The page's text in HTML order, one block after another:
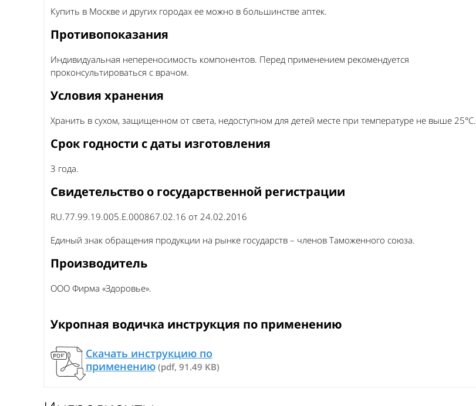
Купить в Москве и других городах ее можно в большинстве аптек.
Противопоказания
Индивидуальная непереносимость компонентов. Перед применением рекомендуется
проконсультироваться с врачом.
Условия хранения
Хранить в сухом, защищенном от света, недоступном для детей месте при температуре не выше 25°С.
Срок годности с даты изготовления
3 года.
Свидетельство о государственной регистрации
RU.77.99.19.005.Е.000867.02.16 от 24.02.2016
Единый знак обращения продукции на рынке государств – членов Таможенного союза.
Производитель
ООО Фирма «Здоровье».
Укропная водичка инструкция по применению
Скачать инструкцию по
применению (pdf, 91.49 KB)